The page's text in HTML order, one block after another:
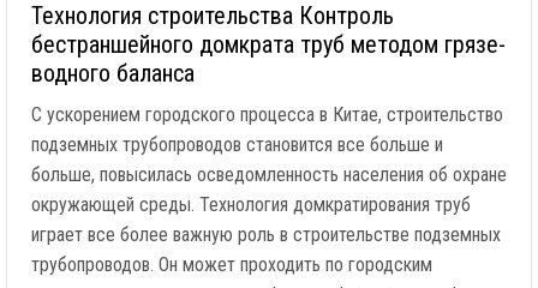
Технология строительства Контроль
бестраншейного домкрата труб методом грязе-
водного баланса
С ускорением городского процесса в Китае, строительство
подземных трубопроводов становится все больше и
больше, повысилась осведомленность населения об охране
окружающей среды. Технология домкратирования труб
играет все более важную роль в строительстве подземных
трубопроводов. Он может проходить по городским